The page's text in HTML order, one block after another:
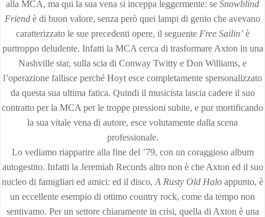
alla MCA, ma qui la sua vena si inceppa leggermente: se Snowblind
Friend è di buon valore, senza però quei lampi di genio che avevano
caratterizzato le sue precedenti opere, il seguente Free Sailin’è
purtroppo deludente. Infatti la MCA cerca di trasformare Axton in una
Nashville star, sulla scia di Conway Twitty e Don Williams, e
l’operazione fallisce perché Hoyt esce completamente spersonalizzato
da questa sua ultima fatica. Quindi il musicista lascia cadere il suo
contratto per la MCA per le troppe pressioni subite, e pur mortificando
la sua vitale vena di autore, esce volutamente dalla scena
professionale.
Lo vediamo riapparire alla fine del ’79, con un coraggioso album
autogestito. Infatti la Jeremiah Records altro non è che Axton ed il suo
nucleo di famigliari ed amici: ed il disco, A Rusty Old Halo appunto, è
un eccellente esempio di ottimo country rock, come da tempo non
sentivamo. Per un settore chiaramente in crisi, quella di Axton è una